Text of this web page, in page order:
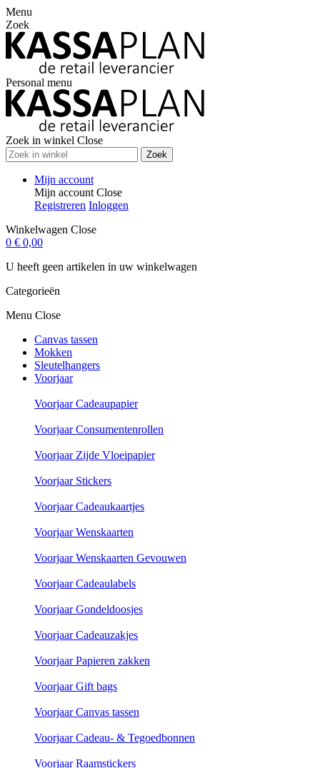
Menu
Zoek
Personal menu
Zoek in winkel Close
Zoek
Mijn account
Mijn account Close
Registreren Inloggen
Winkelwagen Close
0 € 0,00
U heeft geen artikelen in uw winkelwagen
Categorieën
Menu Close
Canvas tassen
Mokken
Sleutelhangers
Voorjaar
Voorjaar Cadeaupapier
Voorjaar Consumentenrollen
Voorjaar Zijde Vloeipapier
Voorjaar Stickers
Voorjaar Cadeaukaartjes
Voorjaar Wenskaarten
Voorjaar Wenskaarten Gevouwen
Voorjaar Cadeaulabels
Voorjaar Gondeldoosjes
Voorjaar Cadeauzakjes
Voorjaar Papieren zakken
Voorjaar Gift bags
Voorjaar Canvas tassen
Voorjaar Cadeau- & Tegoedbonnen
Voorjaar Raamstickers